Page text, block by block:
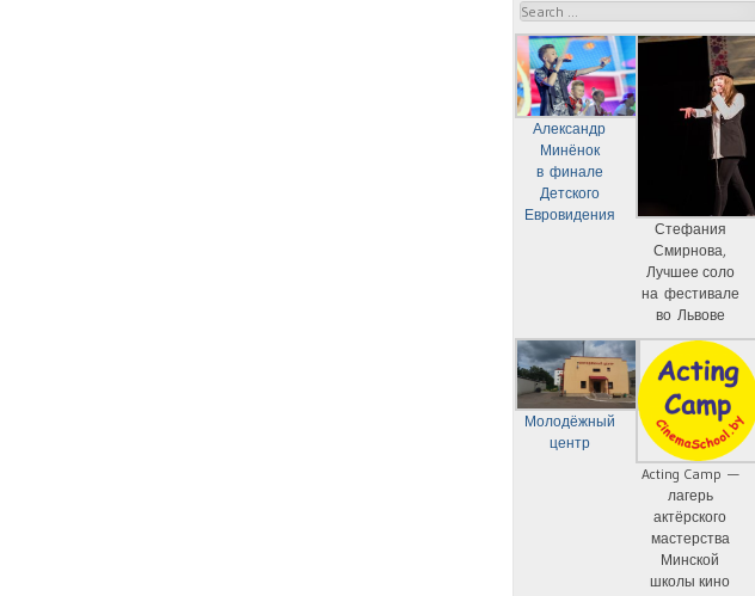
Search
Александр
Минёнок
в финале
Детского
Евровидения
Стефания
Смирнова,
Лучшее соло
на фестивале
во Львове
Молодёжный
центр
Acting Camp —
лагерь
актёрского
мастерства
Минской
школы кино